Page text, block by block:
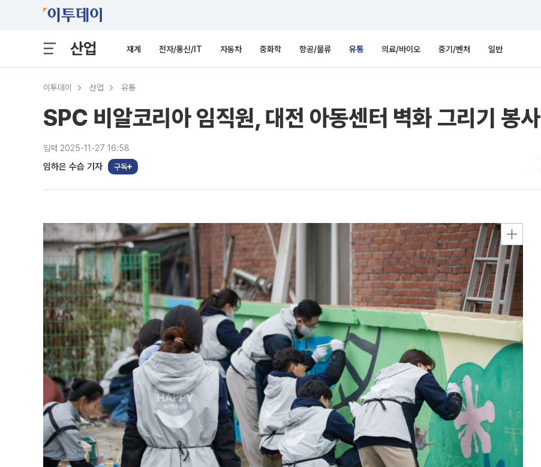
산업 재계 전자/통신/IT 자동차 중화학 항공/물류 유통 의료/바이오 중기/벤처 일반
이투데이 산업 유통
SPC 비알코리아 임직원, 대전 아동센터 벽화 그리기 봉사
입력 2025-11-27 16:58
임하은 수습 기자 구독